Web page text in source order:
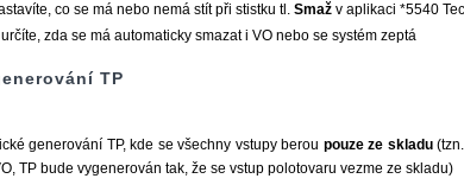
co se má nebo nemá stít při stistku tl. Smažv aplikaci *5540
zda se má automaticky smazat i VO nebo se systém zeptá
TP
generování TP, kde se všechny vstupy berou pouze ze skladu
TP bude vygenerován tak, že se vstup polotovaru vezme ze skladu)